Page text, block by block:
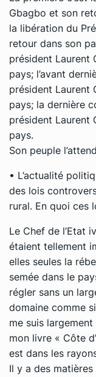
Gbagbo et son
la libération du
retour dans son
président Laurent
pays; l’avant
président Laurent
pays; la dernière
président Laurent
pays.
Son peuple
• L’actualité
des lois
rural. En quoi ces
Le Chef de l’Etat
étaient tellement
elles seules la
semée dans le
régler sans un
domaine comme
me suis
mon livre « Côte
est dans les
Il y a des